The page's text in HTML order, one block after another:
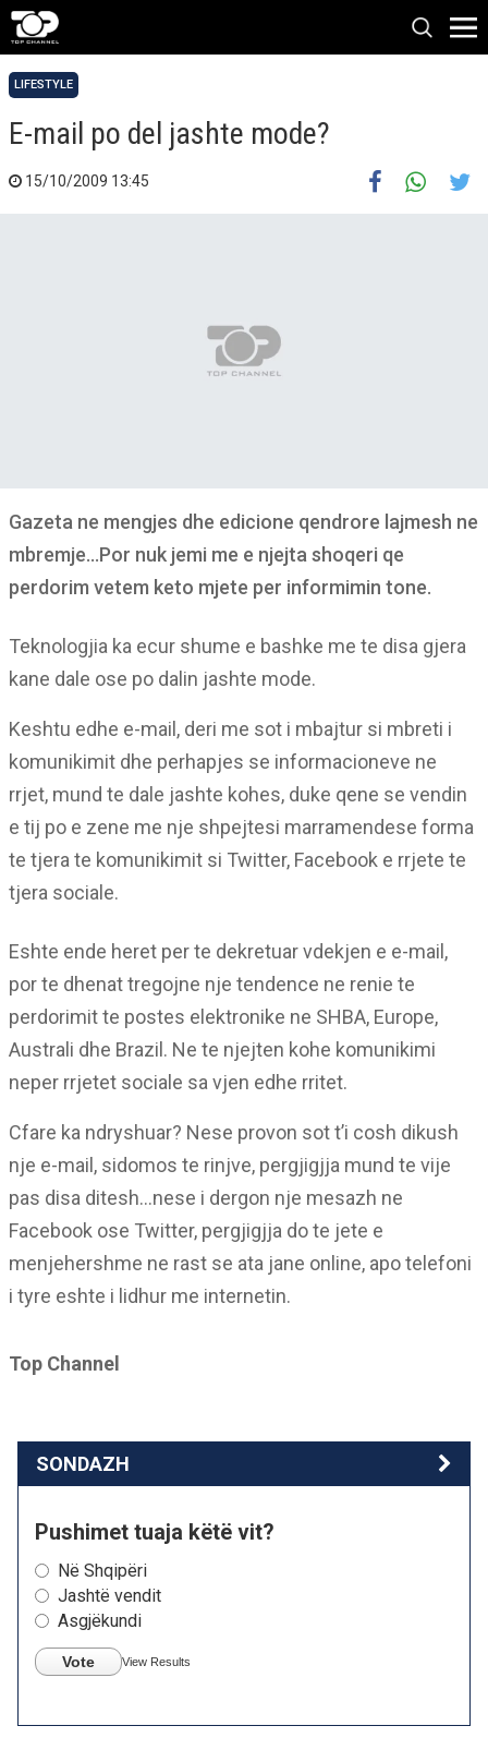
LIFESTYLE
E-mail po del jashte mode?
15/10/2009 13:45
Gazeta ne mengjes dhe edicione qendrore lajmesh ne
mbremje…Por nuk jemi me e njejta shoqeri qe
perdorim vetem keto mjete per informimin tone.
Teknologjia ka ecur shume e bashke me te disa gjera
kane dale ose po dalin jashte mode.
Keshtu edhe e-mail, deri me sot i mbajtur si mbreti i
komunikimit dhe perhapjes se informacioneve ne
rrjet, mund te dale jashte kohes, duke qene se vendin
e tij po e zene me nje shpejtesi marramendese forma
te tjera te komunikimit si Twitter, Facebook e rrjete te
tjera sociale.
Eshte ende heret per te dekretuar vdekjen e e-mail,
por te dhenat tregojne nje tendence ne renie te
perdorimit te postes elektronike ne SHBA, Europe,
Australi dhe Brazil. Ne te njejten kohe komunikimi
neper rrjetet sociale sa vjen edhe rritet.
Cfare ka ndryshuar? Nese provon sot t’i cosh dikush
nje e-mail, sidomos te rinjve, pergjigjja mund te vije
pas disa ditesh…nese i dergon nje mesazh ne
Facebook ose Twitter, pergjigjja do te jete e
menjehershme ne rast se ata jane online, apo telefoni
i tyre eshte i lidhur me internetin.
Top Channel
SONDAZH
Pushimet tuaja këtë vit?
Në Shqipëri
Jashtë vendit
Asgjëkundi
Vote View Results